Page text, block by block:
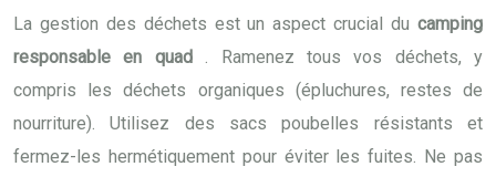
La gestion des déchets est un aspect crucial du camping
responsable en quad
. Ramenez tous vos déchets, y
compris les déchets organiques (épluchures, restes de
nourriture). Utilisez des sacs poubelles résistants et
fermez-les hermétiquement pour éviter les fuites. Ne pas